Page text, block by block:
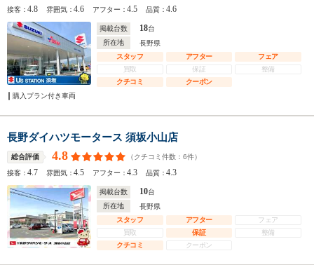
接客：4.8 雰囲気：4.6 アフター：4.5 品質：4.6
掲載台数 18台
所在地
長野県
スタッフ
アフター
フェア
買取
保証
整備
クチコミ
クーポン
購入プラン付き車両
長野ダイハツモータース 須坂小山店
総合評価 4.8 （クチコミ件数： 6件）
接客：4.7 雰囲気：4.5 アフター：4.3 品質：4.3
掲載台数 10台
所在地
長野県
スタッフ
アフター
フェア
買取
保証
整備
クチコミ
クーポン